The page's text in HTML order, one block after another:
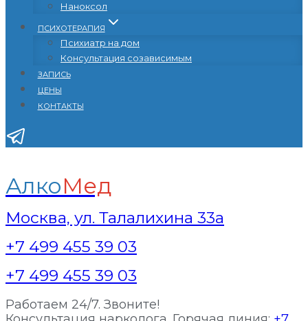
Наноксол
ПСИХОТЕРАПИЯ
Психиатр на дом
Консультация созависимым
ЗАПИСЬ
ЦЕНЫ
КОНТАКТЫ
АлкоМед
Москва, ул. Талалихина 33а
+7 499 455 39 03
+7 499 455 39 03
Работаем 24/7. Звоните!